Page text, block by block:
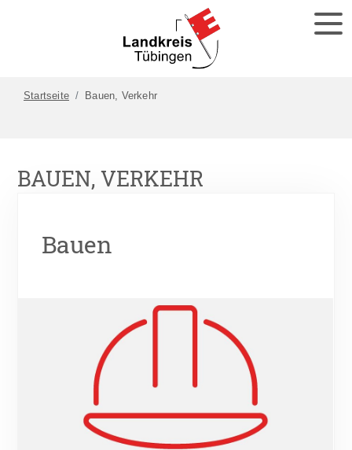
Startseite Bauen, Verkehr
BAUEN, VERKEHR
Bauen